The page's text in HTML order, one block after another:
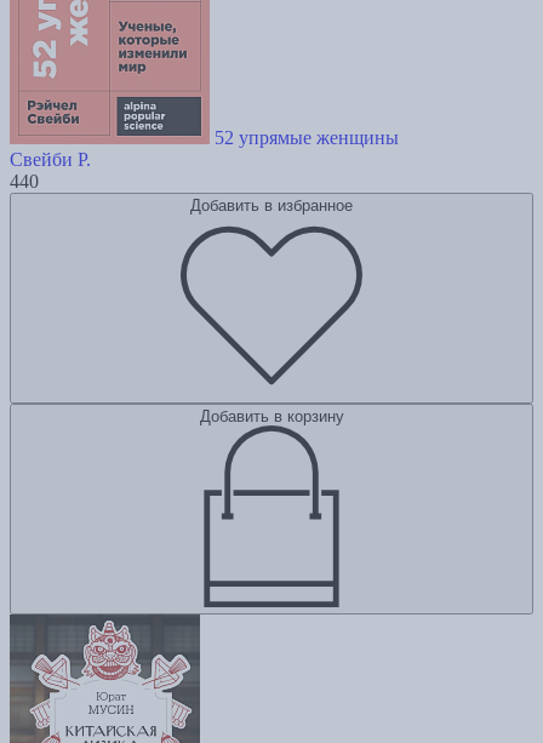
52 упрямые женщины
Свейби Р.
440
Добавить в избранное
Добавить в корзину